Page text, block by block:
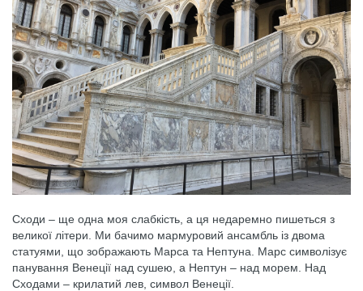
Сходи – ще одна моя слабкість, а ця недаремно пишеться з
великої літери. Ми бачимо мармуровий ансамбль із двома
статуями, що зображають Марса та Нептуна. Марс символізує
панування Венеції над сушею, а Нептун – над морем. Над
Сходами – крилатий лев, символ Венеції.